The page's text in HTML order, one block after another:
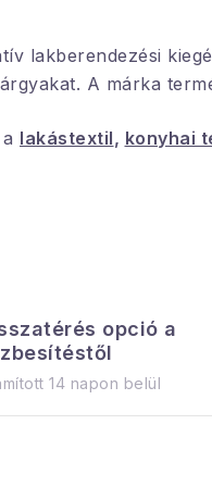
opció a
14 napon belül
lakberendezési
A márka
lakástextil, konyhai